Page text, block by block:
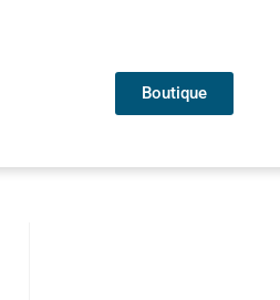
Boutique